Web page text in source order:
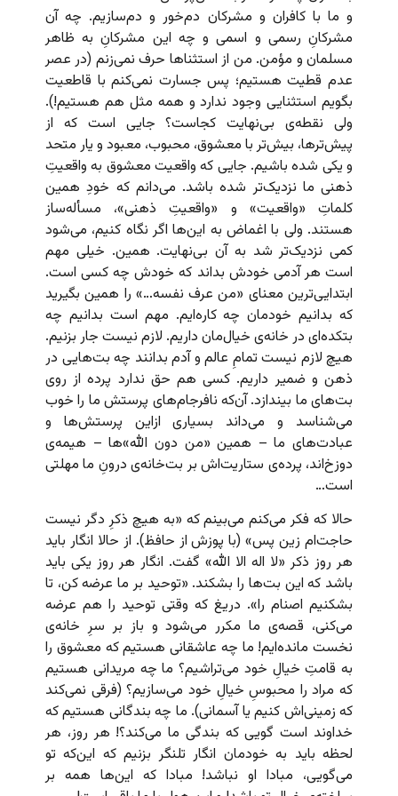
و ما با کافران و مشرکان دم‌خور و دم‌سازیم. چه آن
مشرکانِ رسمی و اسمی و چه این مشرکانِ به ظاهر
مسلمان و مؤمن. من از استثناها حرف نمی‌زنم (در عصر
عدم قطیت هستیم؛ پس جسارت نمی‌کنم با قاطعیت
بگویم استثنایی وجود ندارد و همه مثل هم هستیم!).
ولی نقطه‌ی بی‌نهایت کجاست؟ جایی است که از
پیش‌ترها، بیش‌تر با معشوق، محبوب، معبود و یار متحد
و یکی شده باشیم. جایی که واقعیت معشوق به واقعیتِ‌
ذهنی ما نزدیک‌تر شده باشد. می‌دانم که خودِ همین
کلماتِ «واقعیت» و «واقعیتِ ذهنی»، مسأله‌ساز
هستند. ولی با اغماض به این‌ها اگر نگاه کنیم، می‌شود
کمی نزدیک‌تر شد به آن بی‌نهایت. همین. خیلی مهم
است هر آدمی خودش بداند که خودش چه کسی است.
ابتدایی‌ترین معنای «من عرف نفسه…» را همین بگیرید
که بدانیم خودمان چه کاره‌ایم. مهم است بدانیم چه
بتکده‌ای در خانه‌ی خیال‌مان داریم. لازم نیست جار بزنیم.
هیچ لازم نیست تمامِ عالم و آدم بدانند چه بت‌هایی در
ذهن و ضمیر داریم. کسی هم حق ندارد پرده از روی
بت‌های ما بیندازد. آن‌که نافرجام‌های پرستش ما را خوب
می‌شناسد و می‌داند بسیاری ازاین پرستش‌ها و
عبادت‌های ما – همین «من دون الله‌»‌ها – هیمه‌ی
دوزخ‌اند، پرده‌ی ستاریت‌اش بر بت‌خانه‌ی درونِ ما مهلتی
است…
حالا که فکر می‌کنم می‌بینم که «به هیچ ذکرِ دگر نیست
حاجت‌ام زین پس» (با پوزش از حافظ). از حالا انگار باید
هر روز ذکر «لا اله الا الله» گفت. انگار هر روز یکی باید
باشد که این بت‌ها را بشکند. «توحید بر ما عرضه کن، تا
بشکنیم اصنام را». دریغ که وقتی توحید را هم عرضه
می‌کنی، قصه‌ی ما مکرر می‌شود و باز بر سرِ خانه‌ی
نخست مانده‌ایم! ما چه عاشقانی هستیم که معشوق را
به قامتِ خیالِ خود می‌تراشیم؟ ما چه مریدانی هستیم
که مراد را محبوسِ خیالِ خود می‌سازیم؟ (فرقی نمی‌کند
که زمینی‌اش کنیم یا آسمانی). ما چه بندگانی هستیم که
خداوند است گویی که بندگی ما می‌کند؟! هر روز، هر
لحظه باید به خودمان انگار تلنگر بزنیم که این‌که تو
می‌گویی، مبادا او نباشد! مبادا که این‌ها همه بر